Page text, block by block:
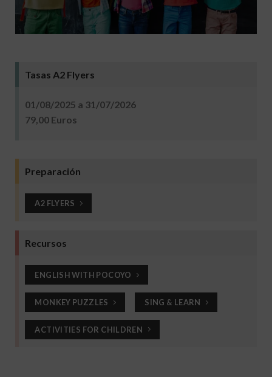
Tasas A2 Flyers
01/08/2025 a 31/07/2026
79,00 Euros
Preparación
A2 FLYERS
Recursos
ENGLISH WITH POCOYO
MONKEY PUZZLES SING & LEARN
ACTIVITIES FOR CHILDREN